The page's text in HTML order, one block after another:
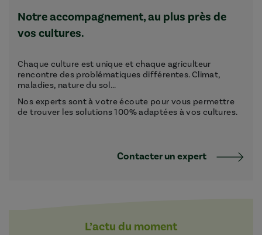
Notre accompagnement, au plus près de
vos cultures.
Chaque culture est unique et chaque agriculteur
rencontre des problématiques différentes. Climat,
maladies, nature du sol...
Nos experts sont à votre écoute pour vous permettre
de trouver les solutions 100% adaptées à vos cultures.
Contacter un expert
L’actu du moment